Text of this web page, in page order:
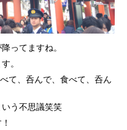
ってますね。
。
て、呑んで、食べて、呑ん
う不思議笑笑